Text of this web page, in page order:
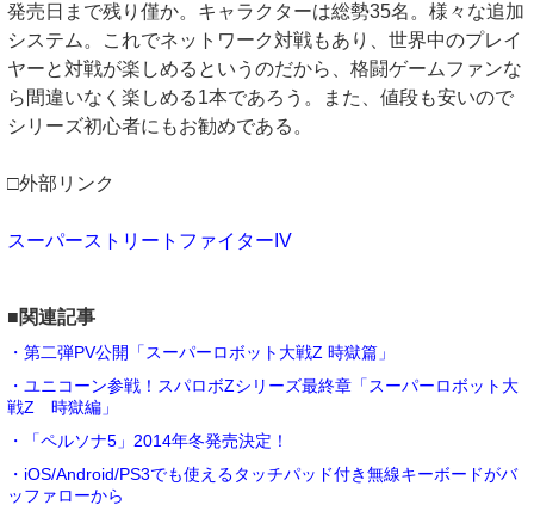
発売日まで残り僅か。キャラクターは総勢35名。様々な追加
システム。これでネットワーク対戦もあり、世界中のプレイ
ヤーと対戦が楽しめるというのだから、格闘ゲームファンな
ら間違いなく楽しめる1本であろう。また、値段も安いので
シリーズ初心者にもお勧めである。
□外部リンク
スーパーストリートファイターIV
■関連記事
・第二弾PV公開「スーパーロボット大戦Z 時獄篇」
・ユニコーン参戦！スパロボZシリーズ最終章「スーパーロボット大
戦Z 時獄編」
・「ペルソナ5」2014年冬発売決定！
・iOS/Android/PS3でも使えるタッチパッド付き無線キーボードがバ
ッファローから